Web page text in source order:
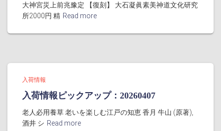
大神宮災上前兆豫定 【復刻】 大石凝眞素美神道文化研究
所2000円 精 Read more
入荷情報
入荷情報ピックアップ：20260407
老人必用養草 老いを楽しむ江戸の知恵 香月 牛山 (原著),
酒井 シ Read more